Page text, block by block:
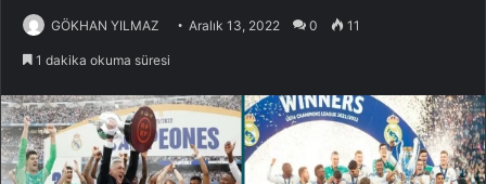
GÖKHAN YILMAZ Aralık 13, 2022 0 11
1 dakika okuma süresi